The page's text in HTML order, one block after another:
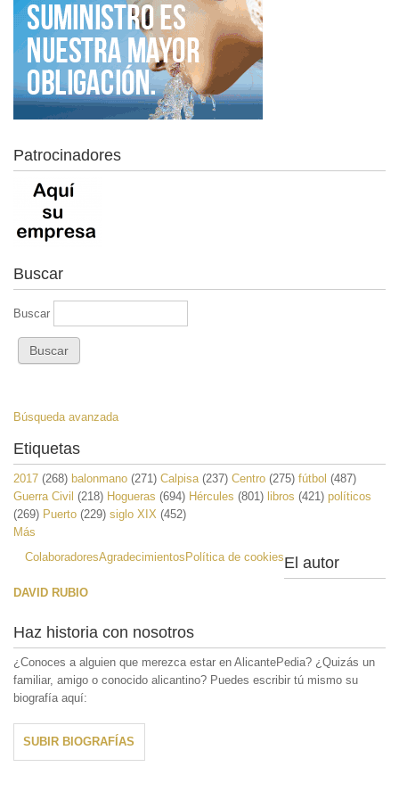
Patrocinadores
Buscar
Buscar
Búsqueda avanzada
Etiquetas
2017 (268) balonmano (271) Calpisa (237) Centro (275) fútbol (487)
Guerra Civil (218) Hogueras (694) Hércules (801) libros (421) políticos
(269) Puerto (229) siglo XIX (452)
Más
ColaboradoresAgradecimientos Política de cookiesEl autor
DAVID RUBIO
Haz historia con nosotros
¿Conoces a alguien que merezca estar en AlicantePedia? ¿Quizás un
familiar, amigo o conocido alicantino? Puedes escribir tú mismo su
biografía aquí:
SUBIR BIOGRAFÍAS